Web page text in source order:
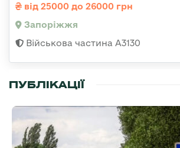
від 25000 до 26000 грн
Запоріжжя
Військова частина А3130
ПУБЛІКАЦІЇ